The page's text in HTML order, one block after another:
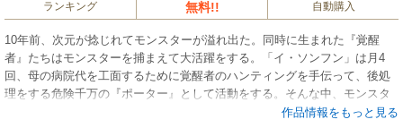
ランキング
無料!!
自動購入
10年前、次元が捻じれてモンスターが溢れ出た。同時に生まれた『覚醒
者』たちはモンスターを捕まえて大活躍をする。「イ・ソンフン」は月4
回、母の病院代を工面するために覚醒者のハンティングを手伝って、後処
理をする危険千万の『ポーター』として活動をする。そんな中、モンスタ
ーに大怪我を負った彼に前世の記憶が戻ってくる…「ん？俺死んだの
作品情報をもっと見る